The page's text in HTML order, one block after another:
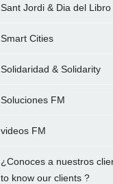
Sant Jordi & Dia del Libro
Smart Cities
Solidaridad & Solidarity
Soluciones FM
videos FM
¿Conoces a nuestros
to know our clients ?